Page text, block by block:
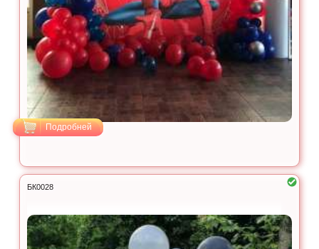
Подробней
БК0028